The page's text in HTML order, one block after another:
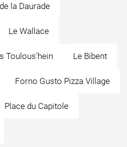
la Daurade
Le Wallace
Toulous'hein Le Bibent
Forno Gusto Pizza Village
Place du Capitole